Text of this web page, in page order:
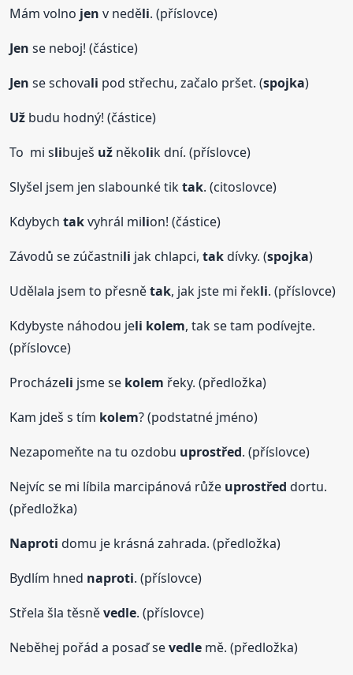
Mám volno jen v neděli. (příslovce)
Jen se neboj! (částice)
Jen se schovali pod střechu, začalo pršet. (spojka)
Už budu hodný! (částice)
To mi slibuješ už několik dní. (příslovce)
Slyšel jsem jen slabounké tiktak. (citoslovce)
Kdybychtakvyhrál milion! (částice)
Závodů se zúčastnili jak chlapci,takdívky. (spojka)
Udělala jsem to přesnětak, jak jste mi řekli. (příslovce)
Kdybyste náhodou jeli kolem, tak se tam podívejte.
(příslovce)
Procházeli jsme se kolem řeky. (předložka)
Kam jdeš s tím kolem? (podstatné jméno)
Nezapomeňte na tu ozdobu uprostřed. (příslovce)
Nejvíc se mi líbila marcipánová růže uprostřed dortu.
(předložka)
Naproti domu je krásná zahrada. (předložka)
Bydlím hned naproti. (příslovce)
Střela šla těsněvedle. (příslovce)
Neběhej pořád a posaď sevedle mě. (předložka)